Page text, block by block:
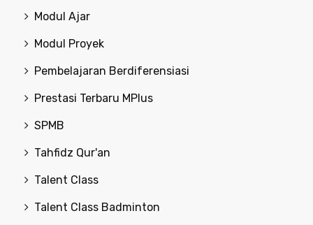
Modul Ajar
Modul Proyek
Pembelajaran Berdiferensiasi
Prestasi Terbaru MPlus
SPMB
Tahfidz Qur'an
Talent Class
Talent Class Badminton